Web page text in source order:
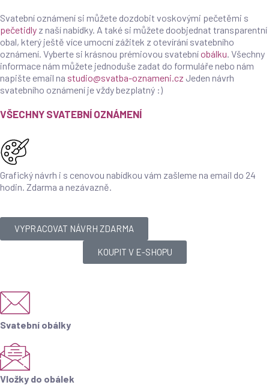
Svatební oznámení si můžete dozdobit voskovými pečetěmi s
pečetidly z naší nabídky. A také si můžete doobjednat transparentní
obal, který ještě více umocní zážitek z otevírání svatebního
oznámení. Vyberte si krásnou prémiovou svatebníobálku. Všechny
informace nám můžete jednoduše zadat do formuláře nebo nám
napište email na studio@svatba-oznameni.cz Jeden návrh
svatebního oznámení je vždy bezplatný :)
VŠECHNY SVATEBNÍ OZNÁMENÍ
Grafický návrh i s cenovou nabídkou vám zašleme na email do 24
hodin. Zdarma a nezávazně.
VYPRACOVAT NÁVRH ZDARMA
KOUPIT V E-SHOPU
Svatební obálky
Vložky do obálek